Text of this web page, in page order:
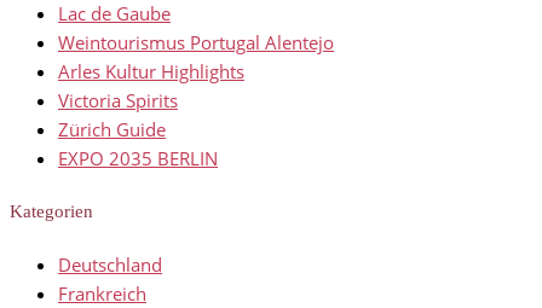
Lac de Gaube
Weintourismus Portugal Alentejo
Arles Kultur Highlights
Victoria Spirits
Zürich Guide
EXPO 2035 BERLIN
Kategorien
Deutschland
Frankreich